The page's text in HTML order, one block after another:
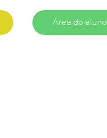
Área do aluno